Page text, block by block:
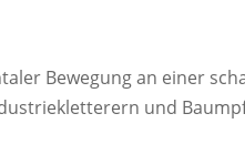
Bewegung an einer
und